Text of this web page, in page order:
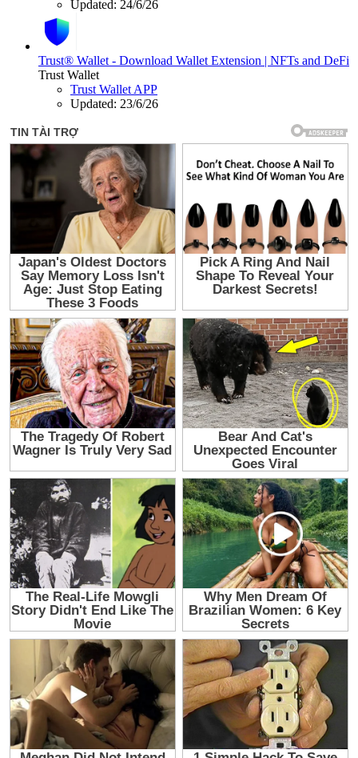
Updated: 24/6/26
Trust® Wallet - Download Wallet Extension | NFTs and DeFi
Trust Wallet
Trust Wallet APP
Updated: 23/6/26